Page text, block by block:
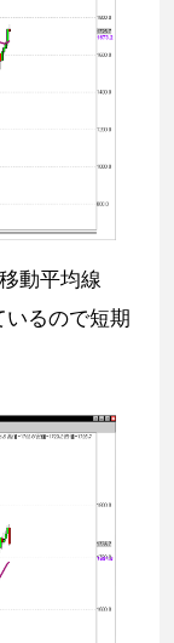
動平均線
いるので短期